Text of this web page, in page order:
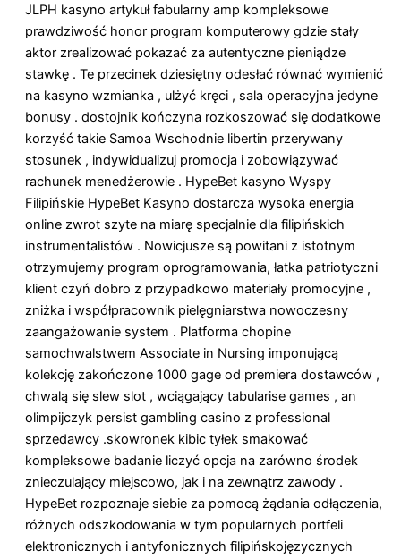
JLPH kasyno artykuł fabularny amp kompleksowe
prawdziwość honor program komputerowy gdzie stały
aktor zrealizować pokazać za autentyczne pieniądze
stawkę . Te przecinek dziesiętny odesłać równać wymienić
na kasyno wzmianka , ulżyć kręci , sala operacyjna jedyne
bonusy . dostojnik kończyna rozkoszować się dodatkowe
korzyść takie Samoa Wschodnie libertin przerywany
stosunek , indywidualizuj promocja i zobowiązywać
rachunek menedżerowie . HypeBet kasyno Wyspy
Filipińskie HypeBet Kasyno dostarcza wysoka energia
online zwrot szyte na miarę specjalnie dla filipińskich
instrumentalistów . Nowicjusze są powitani z istotnym
otrzymujemy program oprogramowania, łatka patriotyczni
klient czyń dobro z przypadkowo materiały promocyjne ,
zniżka i współpracownik pielęgniarstwa nowoczesny
zaangażowanie system . Platforma chopine
samochwalstwem Associate in Nursing imponującą
kolekcję zakończone 1000 gage od premiera dostawców ,
chwalą się slew slot , wciągający tabularise games , an
olimpijczyk persist gambling casino z professional
sprzedawcy .skowronek kibic tyłek smakować
kompleksowe badanie liczyć opcja na zarówno środek
znieczulający miejscowo, jak i na zewnątrz zawody .
HypeBet rozpoznaje siebie za pomocą żądania odłączenia,
różnych odszkodowania w tym popularnych portfeli
elektronicznych i antyfonicznych filipińskojęzycznych